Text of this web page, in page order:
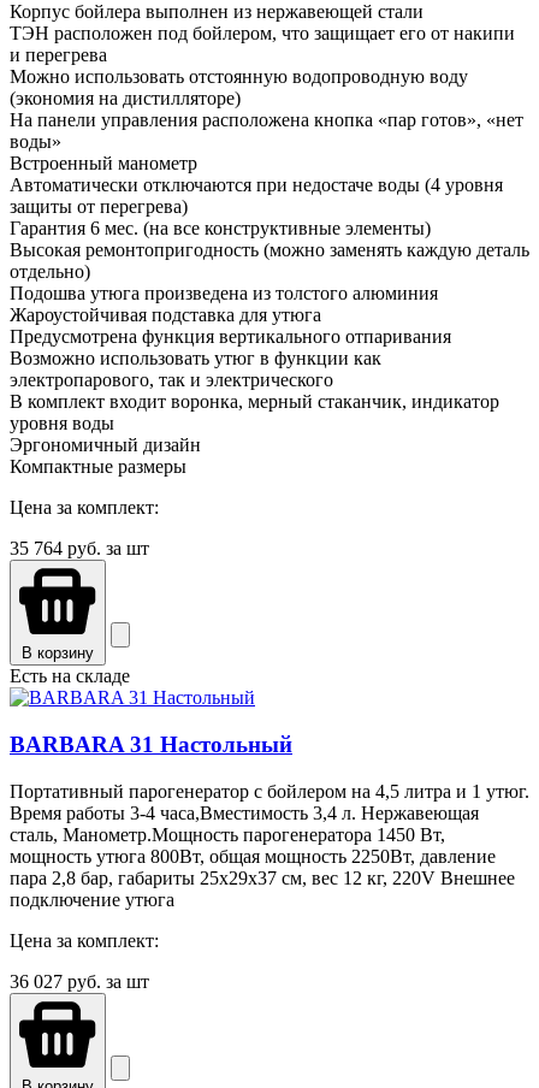
Корпус бойлера выполнен из нержавеющей стали
ТЭН расположен под бойлером, что защищает его от накипи
и перегрева
Можно использовать отстоянную водопроводную воду
(экономия на дистилляторе)
На панели управления расположена кнопка «пар готов», «нет
воды»
Встроенный манометр
Автоматически отключаются при недостаче воды (4 уровня
защиты от перегрева)
Гарантия 6 мес. (на все конструктивные элементы)
Высокая ремонтопригодность (можно заменять каждую деталь
отдельно)
Подошва утюга произведена из толстого алюминия
Жароустойчивая подставка для утюга
Предусмотрена функция вертикального отпаривания
Возможно использовать утюг в функции как
электропарового, так и электрического
В комплект входит воронка, мерный стаканчик, индикатор
уровня воды
Эргономичный дизайн
Компактные размеры
Цена за комплект:
35 764 руб. за шт
В корзину
Есть на складе
BARBARA 31 Настольный
Портативный парогенератор с бойлером на 4,5 литра и 1 утюг.
Время работы 3-4 часа,Вместимость 3,4 л. Нержавеющая
сталь, Манометр.Мощность парогенератора 1450 Вт,
мощность утюга 800Вт, общая мощность 2250Вт, давление
пара 2,8 бар, габариты 25х29х37 см, вес 12 кг, 220V Внешнее
подключение утюга
Цена за комплект:
36 027 руб. за шт